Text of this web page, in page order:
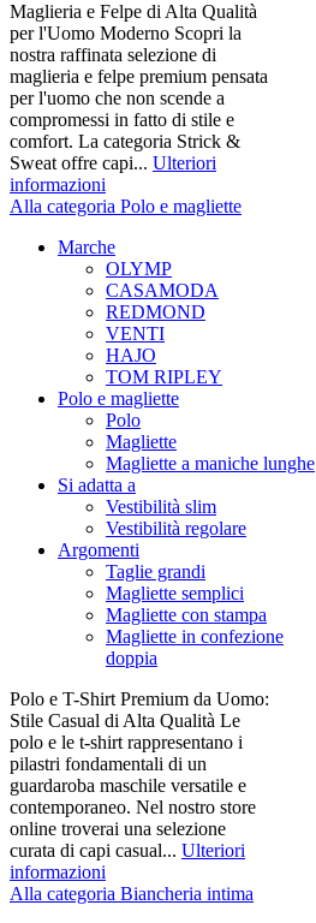
Maglieria e Felpe di Alta Qualità
per l'Uomo Moderno Scopri la
nostra raffinata selezione di
maglieria e felpe premium pensata
per l'uomo che non scende a
compromessi in fatto di stile e
comfort. La categoria Strick &
Sweat offre capi... Ulteriori
informazioni
Alla categoria Polo e magliette
Marche
OLYMP
CASAMODA
REDMOND
VENTI
HAJO
TOM RIPLEY
Polo e magliette
Polo
Magliette
Magliette a maniche lunghe
Si adatta a
Vestibilità slim
Vestibilità regolare
Argomenti
Taglie grandi
Magliette semplici
Magliette con stampa
Magliette in confezione
doppia
Polo e T-Shirt Premium da Uomo:
Stile Casual di Alta Qualità Le
polo e le t-shirt rappresentano i
pilastri fondamentali di un
guardaroba maschile versatile e
contemporaneo. Nel nostro store
online troverai una selezione
curata di capi casual... Ulteriori
informazioni
Alla categoria Biancheria intima